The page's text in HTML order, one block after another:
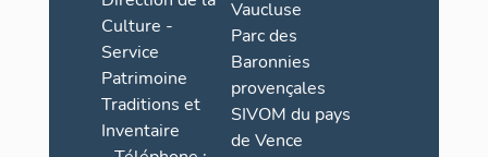
Culture -
Service
Patrimoine
Traditions et
Inventaire
Vaucluse
Parc des
Baronnies
provençales
SIVOM du pays
de Vence